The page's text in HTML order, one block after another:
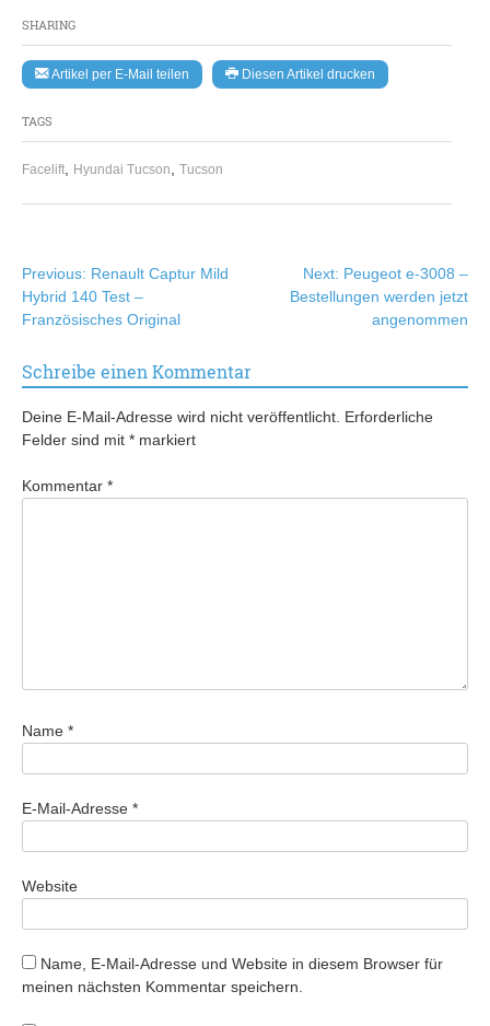
SHARING
Artikel per E-Mail teilen Diesen Artikel drucken
TAGS
Facelift Hyundai Tucson Tucson
Beitragsnavigation
Previous: Renault Captur Mild
Hybrid 140 Test –
Französisches Original
Next: Peugeot e-3008 –
Bestellungen werden jetzt
angenommen
Schreibe einen Kommentar
Deine E-Mail-Adresse wird nicht veröffentlicht. Erforderliche
Felder sind mit * markiert
Kommentar *
Name *
E-Mail-Adresse *
Website
Name, E-Mail-Adresse und Website in diesem Browser für
meinen nächsten Kommentar speichern.